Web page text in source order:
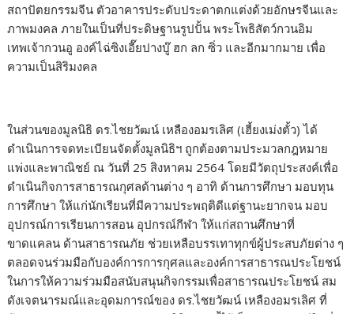
สถาปัตยกรรมจีน ตัวอาคารประดับประดาตกแต่งด้วยอักษรจีนและ
ภาพมงคล ภายในเป็นที่ประดิษฐานรูปปั้น พระโพธิสัตว์กวนอิม
เทพเจ้ากวนอู องค์ไฉ่ซิงเอี๊ยปางบู๊ ฮก ลก ซิ่ว และอีกมากมาย เพื่อ
ความเป็นสิริมงคล
ในส่วนของมูลนิธิ ดร.ไชยวัฒน์ เหลืองอมรเลิศ (เฮี้ยงเม่งตั้ว) ได้
ดำเนินการจดทะเบียนจัดตั้งมูลนิธิฯ ถูกต้องตามประมวลกฎหมาย
แพ่งและพาณิชย์ ณ วันที่ 25 สิงหาคม 2564 โดยมีวัตถุประสงค์เพื่อ
ดำเนินกิจการสาธารณกุศลด้านต่าง ๆ อาทิ ด้านการศึกษา มอบทุน
การศึกษา ให้แก่นักเรียนที่มีความประพฤติดีแต่ฐานะยากจน มอบ
อุปกรณ์การเรียนการสอน อุปกรณ์กีฬา ให้แก่สถานศึกษาที่
ขาดแคลน ด้านสาธารณภัย ช่วยเหลือบรรเทาทุกข์ผู้ประสบภัยต่าง ๆ
ตลอดจนร่วมมือกับองค์การการกุศลและองค์การสาธารณประโยชน์
ในการให้ความร่วมมือสนับสนุนกิจกรรมเพื่อสาธารณประโยชน์ สม
ดังเจตนารมณ์และอุดมการณ์ของ ดร.ไชยวัฒน์ เหลืองอมรเลิศ ที่